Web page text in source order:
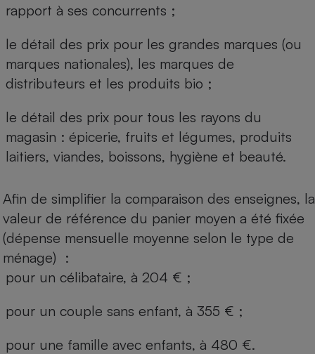
rapport à ses concurrents ;
le détail des prix pour les grandes marques (ou
marques nationales), les marques de
distributeurs et les produits bio ;
le détail des prix pour tous les rayons du
magasin : épicerie, fruits et légumes, produits
laitiers, viandes, boissons, hygiène et beauté.
Afin de simplifier la comparaison des enseignes, la
valeur de référence du panier moyen a été fixée
(dépense mensuelle moyenne selon le type de
ménage) :
pour un célibataire, à 204 € ;
pour un couple sans enfant, à 355 € ;
pour une famille avec enfants, à 480 €.